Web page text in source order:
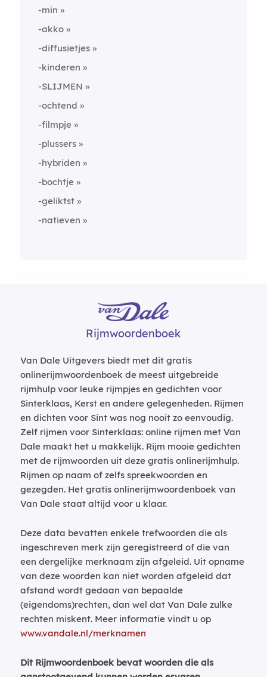
-min
-akko
-diffusietjes
-kinderen
-SLIJMEN
-ochtend
-filmpje
-plussers
-hybriden
-bochtje
-geliktst
-natieven
Rijmwoordenboek
Van Dale Uitgevers biedt met dit gratis
onlinerijmwoordenboek de meest uitgebreide
rijmhulp voor leuke rijmpjes en gedichten voor
Sinterklaas, Kerst en andere gelegenheden. Rijmen
en dichten voor Sint was nog nooit zo eenvoudig.
Zelf rijmen voor Sinterklaas: online rijmen met Van
Dale maakt het u makkelijk. Rijm mooie gedichten
met de rijmwoorden uit deze gratis onlinerijmhulp.
Rijmen op naam of zelfs spreekwoorden en
gezegden. Het gratis onlinerijmwoordenboek van
Van Dale staat altijd voor u klaar.
Deze data bevatten enkele trefwoorden die als
ingeschreven merk zijn geregistreerd of die van
een dergelijke merknaam zijn afgeleid. Uit opname
van deze woorden kan niet worden afgeleid dat
afstand wordt gedaan van bepaalde
(eigendoms)rechten, dan wel dat Van Dale zulke
rechten miskent. Meer informatie vindt u op
www.vandale.nl/merknamen
Dit Rijmwoordenboek bevat woorden die als